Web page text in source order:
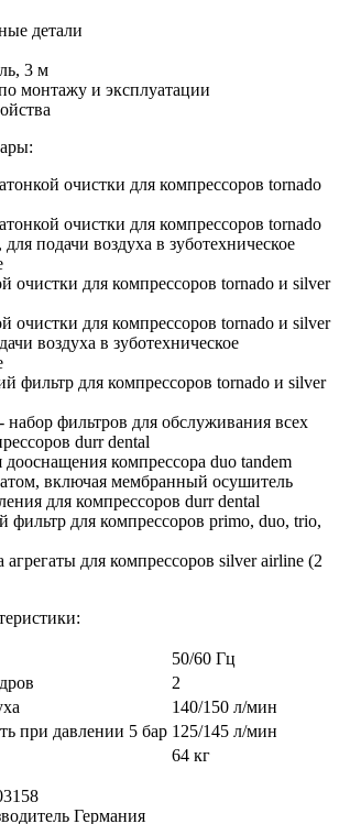
детали
3 м
монтажу и эксплуатации
очистки для компрессоров tornado
очистки для компрессоров tornado
подачи воздуха в зуботехническое
очистки для компрессоров tornado и silver
очистки для компрессоров tornado и silver
воздуха в зуботехническое
фильтр для компрессоров tornado и silver
набор фильтров для обслуживания всех
durr dental
компрессора duo tandem
включая мембранный осушитель
для компрессоров durr dental
для компрессоров primo, duo, trio,
для компрессоров silver airline (2
50/60 Гц
2
140/150 л/мин
при давлении 5 бар 125/145 л/мин
64 кг
Германия